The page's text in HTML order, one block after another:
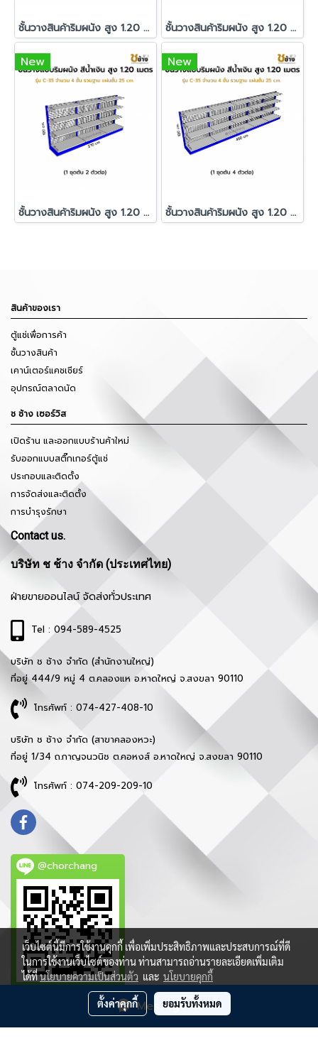
Message Us
ชั้นวางสินค้าริมผนัง สูง 1.20 ม. รุ่น C-35 1 ชุดต้น 3 ตัวต่อ ชั้นวางสินค้าริมผนัง สูง 1.20 ม. รุ่น C-35 1 ชุดต้น 1 ตัวต่อ
New
ชั้นวางสินค้าริมผนัง สูง 1.20 ม. รุ่น C-35 1 ชุดต้น 2 ตัวต่อ
New
ชั้นวางสินค้าริมผนัง สูง 1.20 ม. รุ่น C-35 1 ชุดต้น 4 ตัวต่อ
สินค้าของเรา
ตู้แช่เพื่อการค้า
ชั้นวางสินค้า
เคาน์เตอร์แคชเชียร์
อุปกรณ์ตลาดนัด
ช ช้าง เซอร์วิส
เปิดร้าน และออกแบบร้านค้าใหม่
รับออกแบบสติ๊กเกอร์ตู้แช่
ประกอบและติดตั้ง
การจัดส่งและติดตั้ง
การบำรุงรักษา
Contact us.
บริษัท ช ช้าง จำกัด (ประเทศไทย)
ฝ่ายขายออนไลน์ จัดส่งทั่วประเทศ
Tel : 094-589-4525
บริษัท ช ช้าง จำกัด (สำนักงานใหญ่)
ที่อยู่ 444/9 หมู่ 4 ต.คลองแห อ.หาดใหญ่ จ.สงขลา 90110
โทรศัพท์ : 074-427-408-10
บริษัท ช ช้าง จำกัด (สาขาคลองหวะ)
ที่อยู่ 1/34 ถ.กาญจนวนิช ต.คอหงส์ อ.หาดใหญ่ จ.สงขลา 90110
โทรศัพท์ : 074-209-209-10
@chorchang
ลิขสิทธิ์ © 2021 บริษัท ช ช้าง จำกัด - สงวนสิทธิ์ทุกประการ
เว็บไซต์นี้มีการใช้งานคุกกี้ เพื่อเพิ่มประสิทธิภาพและประสบการณ์ที่ดี
ในการใช้งานเว็บไซต์ของท่าน ท่านสามารถอ่านรายละเอียดเพิ่มเติม
ได้ที่นโยบายความเป็นส่วนตัว และ นโยบายคุกกี้
ตั้งค่าคุกกี้ ยอมรับทั้งหมด